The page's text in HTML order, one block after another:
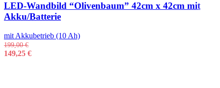
LED-Wandbild “Olivenbaum” 42cm x 42cm mit
Akku/Batterie
mit Akkubetrieb (10 Ah)
199,00€
149,25 €